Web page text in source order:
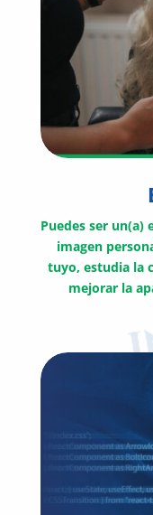
Puedes ser un(a)
imagen
tuyo, estudia la
mejorar la